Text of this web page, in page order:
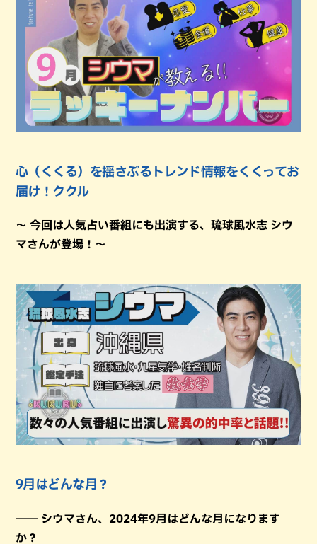
心（くくる）を揺さぶるトレンド情報をくくってお
届け！ククル
～ 今回は人気占い番組にも出演する、琉球風水志 シウ
マさんが登場！～
9月はどんな月？
―― シウマさん、2024年9月はどんな月になります
か？